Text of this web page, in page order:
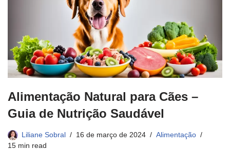
Alimentação Natural para Cães –
Guia de Nutrição Saudável
Liliane Sobral 16 de março de 2024
Alimentação
15 min read